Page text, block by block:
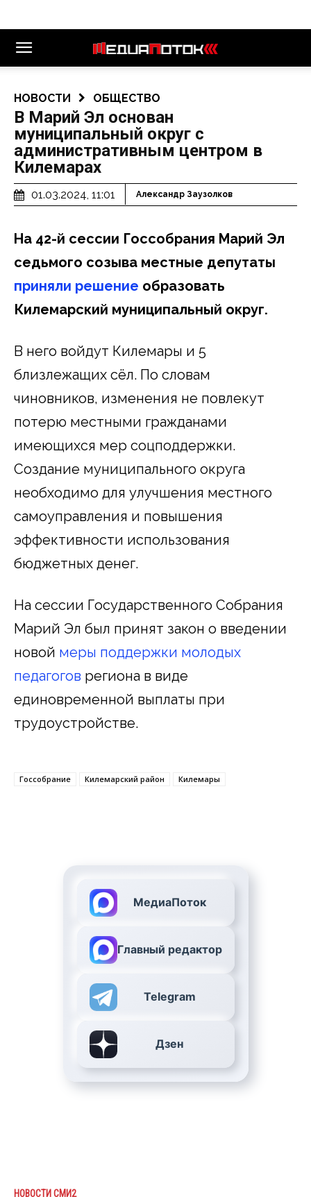
НОВОСТИ ОБЩЕСТВО
В Марий Эл основан
муниципальный округ с
административным центром в
Килемарах
01.03.2024, 11:01 Александр Заузолков
На 42-й сессии Госсобрания Марий Эл
седьмого созыва местные депутаты
приняли решение образовать
Килемарский муниципальный округ.
В него войдут Килемары и 5
близлежащих сёл. По словам
чиновников, изменения не повлекут
потерю местными гражданами
имеющихся мер соцподдержки.
Создание муниципального округа
необходимо для улучшения местного
самоуправления и повышения
эффективности использования
бюджетных денег.
На сессии Государственного Собрания
Марий Эл был принят закон о введении
новой меры поддержки молодых
педагогов региона в виде
единовременной выплаты при
трудоустройстве.
Госсобрание Килемарский район Килемары
МедиаПоток
Главный редактор
Telegram
Дзен
НОВОСТИ СМИ2